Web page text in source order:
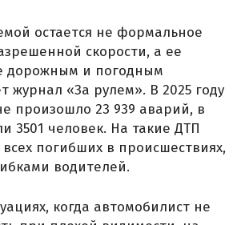
остается не формальное
скорости, а ее
дорожным и погодным
журнал «За рулем». В 2025 году
произошло 23 939 аварий, в
3501 человек. На такие ДТП
всех погибших в происшествиях,
водителей.
когда автомобилист не